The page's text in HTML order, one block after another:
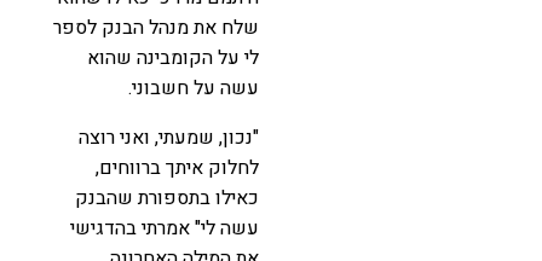
שלח את מנהל הבנק לספר
לי על הקומבינה שהוא
עשה על חשבוני.
"נכון, שמעתי, ואני רוצה
לחלוק איתך ברווחים,
כאילו בתספורת שהבנק
עשה לי" אמרתי בהדגישי